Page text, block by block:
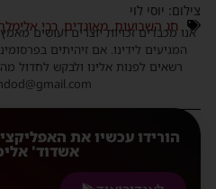
צילום: יוסי לוי
חג השבועות,מאוגדים,רבי
אנו מכבדים זכויות יוצרים ועושים
המגיעים לידינו. אם זיהיתים
רשאים לפנות אלינו ולבקש לחדול
הורידו עכשיו את
אשדוד'